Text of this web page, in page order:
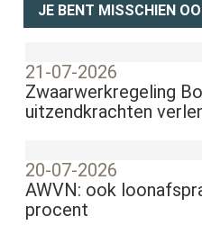
JE BENT MISSCHIEN
21-07-2026
Zwaarwerkregeling
uitzendkrachten
20-07-2026
AWVN: ook
procent